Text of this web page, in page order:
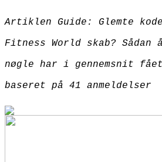
Artiklen Guide: Glemte
Fitness World skab? Sådan
nøgle har i gennemsnit
baseret på 41 anmeldelser